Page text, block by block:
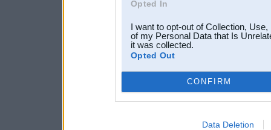
Opted In
I want to opt-out of Collection,
of my Personal Data that Is
it was collected.
Opted Out
CONFIRM
Data Deletion